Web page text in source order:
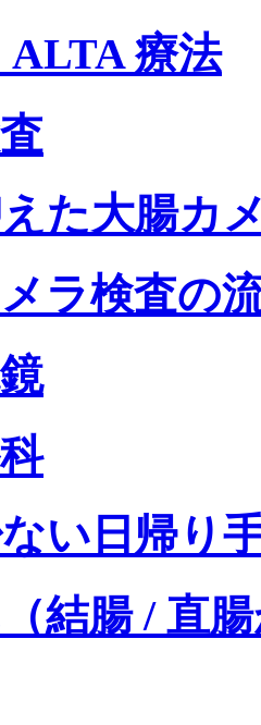
ALTA 療法
た大腸カ
メラ検査の
い日帰り
結腸 / 直